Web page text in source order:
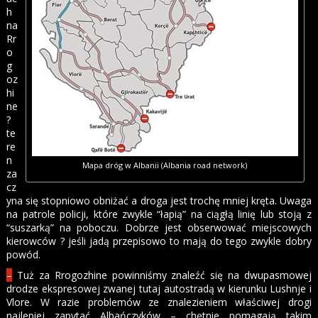
Mapa dróg w Albanii (Albania road network)
h
na
Rr
o
g
oz
hi
ne
?
te
re
n
za
cz
yna się stopniowo obniżać a droga jest trochę mniej kręta. Uwaga
na patrole policji, które zwykle “łapią” na ciągłą linię lub stoją z
“suszarką” na poboczu. Dobrze jest obserwować miejscowych
kierowców ? jeśli jadą przepisowo to mają do tego zwykle dobry
powód.
– Tuż za Rrogozhine powinniśmy znaleźć się na dwupasmowej
drodze ekspresowej zwanej tutaj autostradą w kierunku Lushnje i
Vlore. W razie problemów ze znalezieniem właściwej drogi